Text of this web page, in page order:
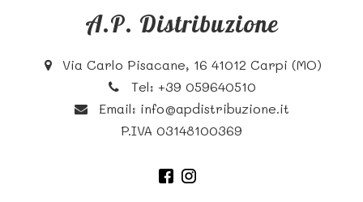
A.P. Distribuzione
Via Carlo Pisacane, 16 41012 Carpi (MO)
Tel:+39 059640510
Email: info@apdistribuzione.it
P.IVA 03148100369